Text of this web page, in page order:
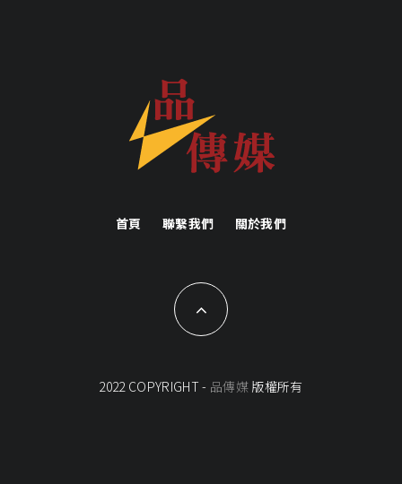
首頁 聯繫我們 關於我們
2022 COPYRIGHT - 品傳媒 版權所有